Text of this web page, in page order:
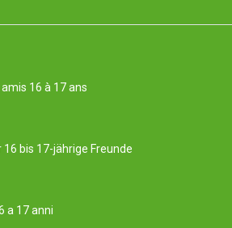
16 à 17 ans
bis 17-jährige Freunde
a 17 anni